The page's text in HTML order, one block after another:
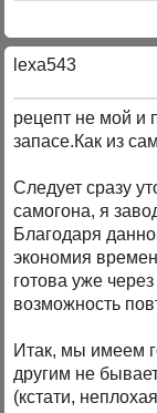
lexa543
рецепт не мой и
запасе.Как из
Следует сразу
самогона, я
Благодаря
экономия
готова уже
возможность
Итак, мы имеем
другим не
(кстати,